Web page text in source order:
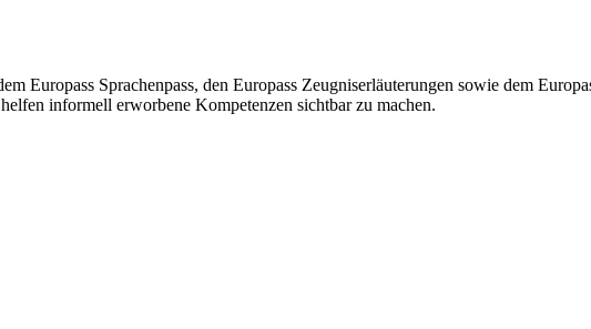
Europass Sprachenpass, den Europass Zeugniserläuterungen sowie dem
informell erworbene Kompetenzen sichtbar zu machen.